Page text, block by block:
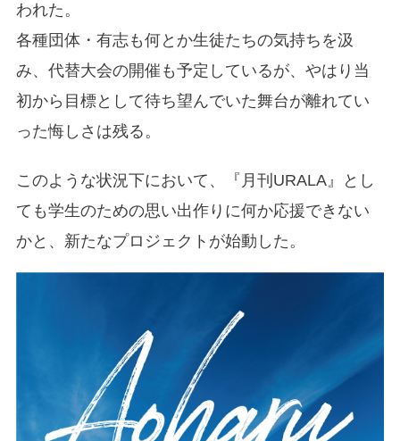
われた。
各種団体・有志も何とか生徒たちの気持ちを汲
み、代替大会の開催も予定しているが、やはり当
初から目標として待ち望んでいた舞台が離れてい
った悔しさは残る。
このような状況下において、『月刊URALA』とし
ても学生のための思い出作りに何か応援できない
かと、新たなプロジェクトが始動した。